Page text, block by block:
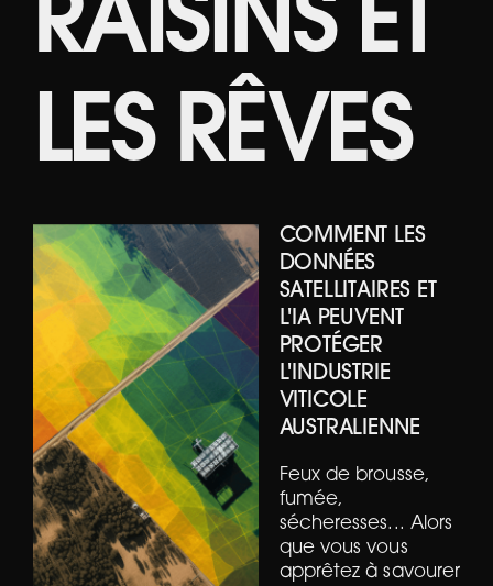
RAISINS ET
LES RÊVES
COMMENT LES
DONNÉES
SATELLITAIRES ET
L'IA PEUVENT
PROTÉGER
L'INDUSTRIE
VITICOLE
AUSTRALIENNE
Feux de brousse,
fumée,
sécheresses... Alors
que vous vous
apprêtez à savourer